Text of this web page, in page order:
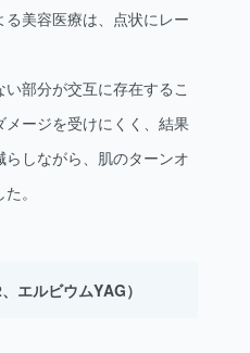
美容医療は、点状にレー
部分が交互に存在するこ
ージを受けにくく、結果
しながら、肌のターンオ
。
エルビウムYAG）